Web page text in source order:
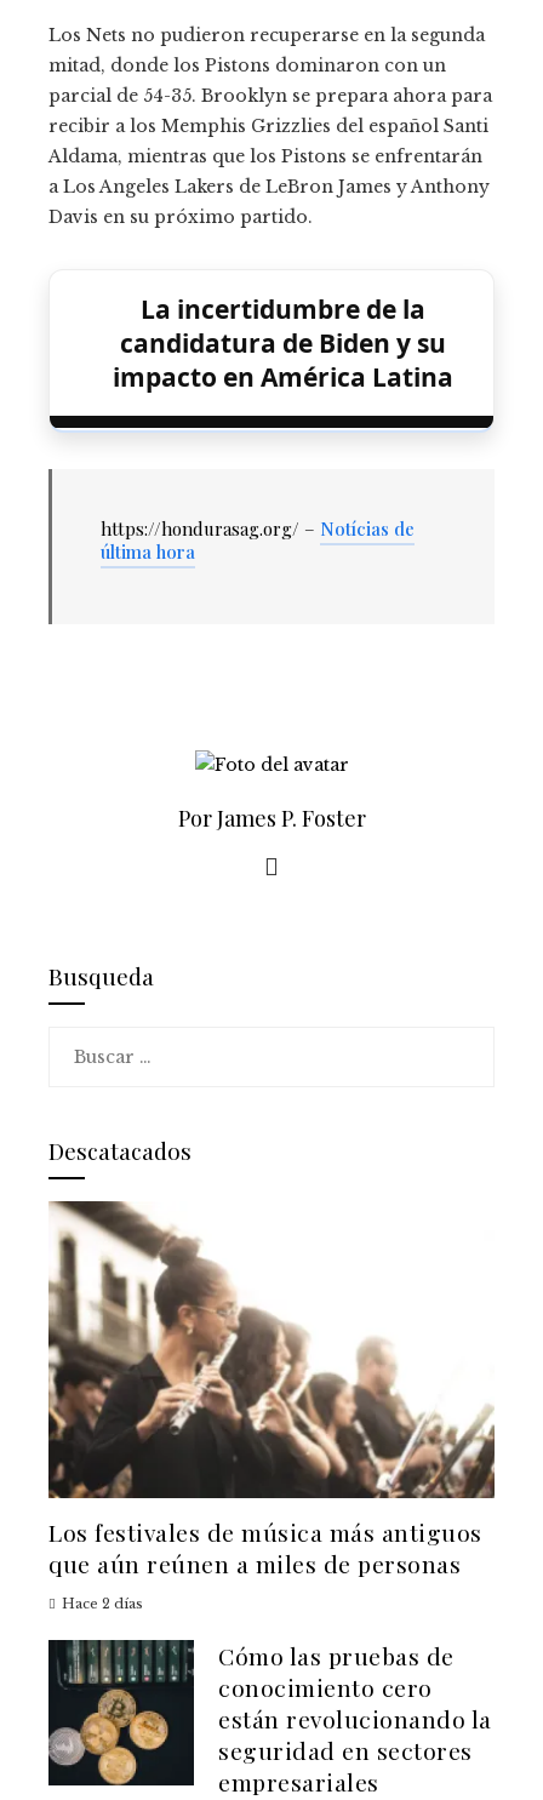
Los Nets no pudieron recuperarse en la segunda
mitad, donde los Pistons dominaron con un
parcial de 54-35. Brooklyn se prepara ahora para
recibir a los Memphis Grizzlies del español Santi
Aldama, mientras que los Pistons se enfrentarán
a Los Angeles Lakers de LeBron James y Anthony
Davis en su próximo partido.
La incertidumbre de la
candidatura de Biden y su
impacto en América Latina
https://hondurasag.org/ – Notícias de
última hora
Por James P. Foster
Busqueda
Descatacados
Los festivales de música más antiguos
que aún reúnen a miles de personas
Hace 2 días
Cómo las pruebas de
conocimiento cero
están revolucionando la
seguridad en sectores
empresariales